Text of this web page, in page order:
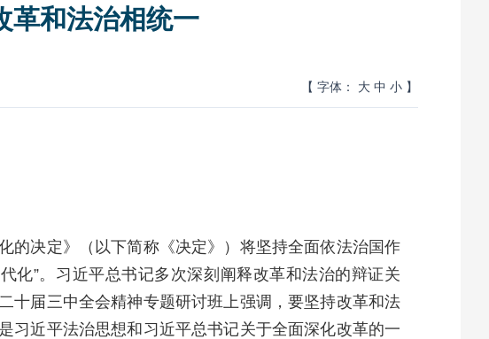
革和法治相统一
【 字体： 大 中 小 】
的决定》（以下简称《决定》）将坚持全面依法治国作
化”。习近平总书记多次深刻阐释改革和法治的辩证关
十届三中全会精神专题研讨班上强调，要坚持改革和法
习近平法治思想和习近平总书记关于全面深化改革的一